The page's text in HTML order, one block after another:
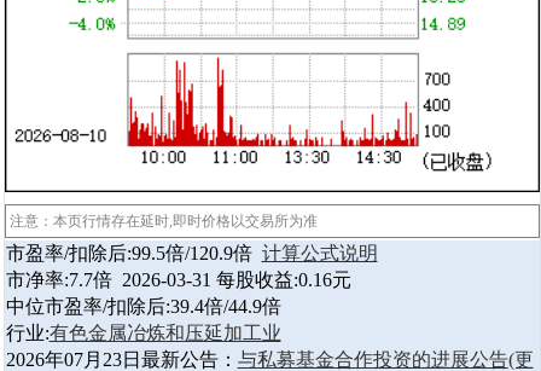
注意：本页行情存在延时,即时价格以交易所为准
市盈率/扣除后:99.5倍/120.9倍 计算公式说明
市净率:7.7倍 2026-03-31 每股收益:0.16元
中位市盈率/扣除后:39.4倍/44.9倍
行业:有色金属冶炼和压延加工业
2026年07月23日最新公告： 与私募基金合作投资的进展公告(更